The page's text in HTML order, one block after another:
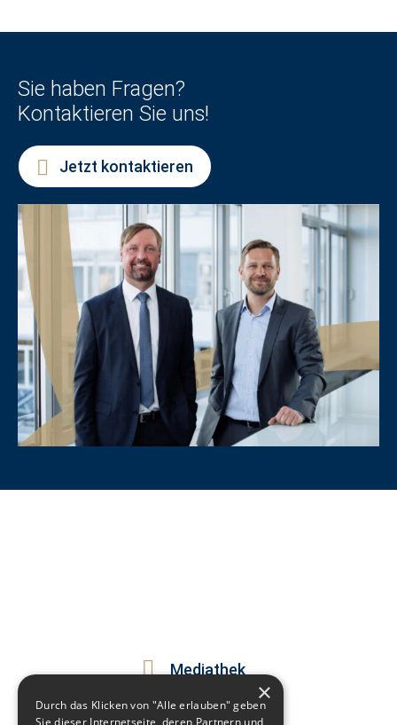
Sie haben Fragen?
Kontaktieren Sie uns!
Jetzt kontaktieren
Mediathek
Newsletter ×
Durch das Klicken von "Alle erlauben" geben
Sie dieser Internetseite, deren Partnern und